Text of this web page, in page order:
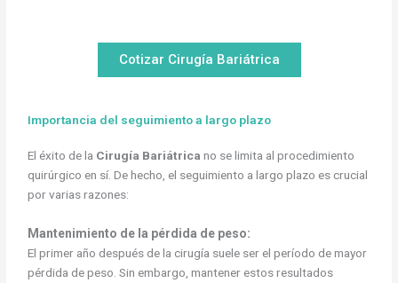
Cotizar Cirugía Bariátrica
Importancia del seguimiento a largo plazo
El éxito de la Cirugía Bariátrica no se limita al procedimiento
quirúrgico en sí. De hecho, el seguimiento a largo plazo es crucial
por varias razones:
Mantenimiento de la pérdida de peso:
El primer año después de la cirugía suele ser el período de mayor
pérdida de peso. Sin embargo, mantener estos resultados